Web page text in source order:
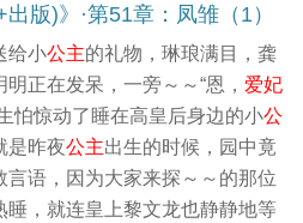
版)》·第51章：凤雏（1）
给小公主的礼物，琳琅满目，龚
正在发呆，一旁～～“恩， 爱妃
怕惊动了睡在高皇后身边的小公
是昨夜公主出生的时候，园中竟
语，因为大家来探～～的那位
睡，就连皇上黎文龙也静静地等